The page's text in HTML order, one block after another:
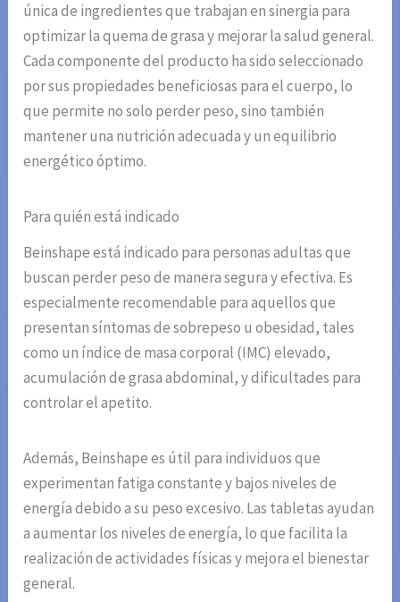
única de ingredientes que trabajan en sinergia para
optimizar la quema de grasa y mejorar la salud general.
Cada componente del producto ha sido seleccionado
por sus propiedades beneficiosas para el cuerpo, lo
que permite no solo perder peso, sino también
mantener una nutrición adecuada y un equilibrio
energético óptimo.
Para quién está indicado
Beinshape está indicado para personas adultas que
buscan perder peso de manera segura y efectiva. Es
especialmente recomendable para aquellos que
presentan síntomas de sobrepeso u obesidad, tales
como un índice de masa corporal (IMC) elevado,
acumulación de grasa abdominal, y dificultades para
controlar el apetito.
Además, Beinshape es útil para individuos que
experimentan fatiga constante y bajos niveles de
energía debido a su peso excesivo. Las tabletas ayudan
a aumentar los niveles de energía, lo que facilita la
realización de actividades físicas y mejora el bienestar
general.